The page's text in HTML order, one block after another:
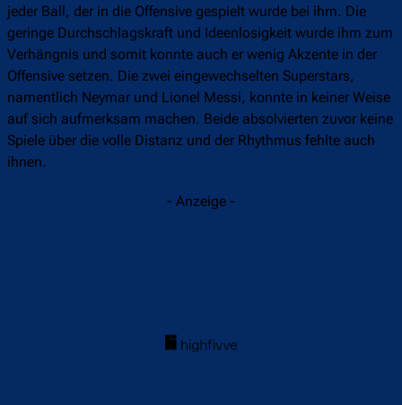
jeder Ball, der in die Offensive gespielt wurde bei ihm. Die
geringe Durchschlagskraft und Ideenlosigkeit wurde ihm zum
Verhängnis und somit konnte auch er wenig Akzente in der
Offensive setzen. Die zwei eingewechselten Superstars,
namentlich Neymar und Lionel Messi, konnte in keiner Weise
auf sich aufmerksam machen. Beide absolvierten zuvor keine
Spiele über die volle Distanz und der Rhythmus fehlte auch
ihnen.
- Anzeige -